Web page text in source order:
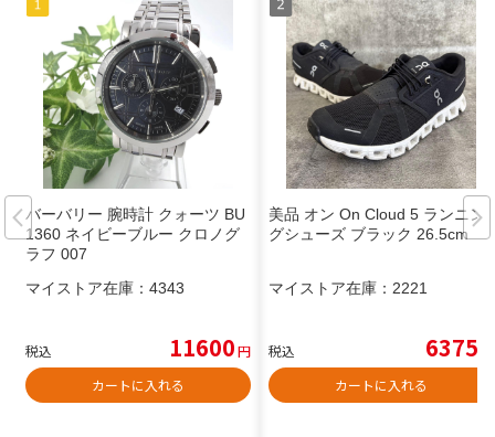
バーバリー 腕時計 クォーツ BU
1360 ネイビーブルー クロノグ
ラフ 007
マイストア在庫： 4343
税込 11600円
カートに入れる
美品 オン On Cloud 5 ランニン
グシューズ ブラック 26.5cm
マイストア在庫： 2221
税込 6375
カートに入れる